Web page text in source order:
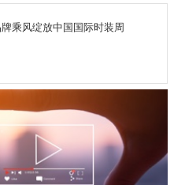
乘风绽放中国国际时装周